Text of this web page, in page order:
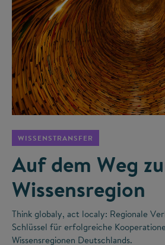
WISSENSTRANSFER
Auf dem Weg
Wissensregion
Think globaly, act localy: Regionale
Schlüssel für erfolgreiche
Wissensregionen Deutschlands.